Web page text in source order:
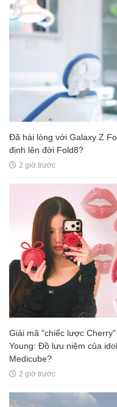
Đã hài lòng với Galaxy Z
định lên đời Fold8?
2 giờ trước
Giải mã "chiếc lược
Young: Đồ lưu niệm của
Medicube?
2 giờ trước